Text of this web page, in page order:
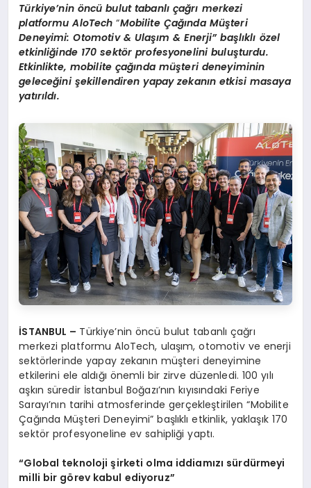
Türkiye’nin öncü bulut tabanlı çağrı merkezi
platformu AloTech“Mobilite Çağında Müşteri
Deneyimi: Otomotiv & Ulaşım & Enerji” başlıklı özel
etkinliğinde 170 sektör profesyonelini buluşturdu.
Etkinlikte, mobilite çağında müşteri deneyiminin
geleceğini şekillendiren yapay zekanın etkisi masaya
yatırıldı.
İSTANBUL – Türkiye’nin öncü bulut tabanlı çağrı
merkezi platformu AloTech, ulaşım, otomotiv ve enerji
sektörlerinde yapay zekanın müşteri deneyimine
etkilerini ele aldığı önemli bir zirve düzenledi. 100 yılı
aşkın süredir İstanbul Boğazı’nın kıyısındaki Feriye
Sarayı’nın tarihi atmosferinde gerçekleştirilen “Mobilite
Çağında Müşteri Deneyimi” başlıklı etkinlik, yaklaşık 170
sektör profesyoneline ev sahipliği yaptı.
“Global teknoloji şirketi olma iddiamızı sürdürmeyi
milli bir görev kabul ediyoruz”